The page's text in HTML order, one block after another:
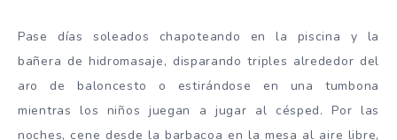
Pase días soleados chapoteando en la piscina y la
bañera de hidromasaje, disparando triples alrededor del
aro de baloncesto o estirándose en una tumbona
mientras los niños juegan a jugar al césped. Por las
noches, cene desde la barbacoa en la mesa al aire libre,